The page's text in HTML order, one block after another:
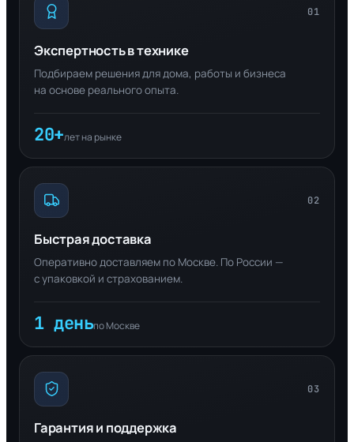
01
Экспертность в технике
Подбираем решения для дома, работы и бизнеса
на основе реального опыта.
20+лет на рынке
02
Быстрая доставка
Оперативно доставляем по Москве. По России —
с упаковкой и страхованием.
1 деньпо Москве
03
Гарантия и поддержка